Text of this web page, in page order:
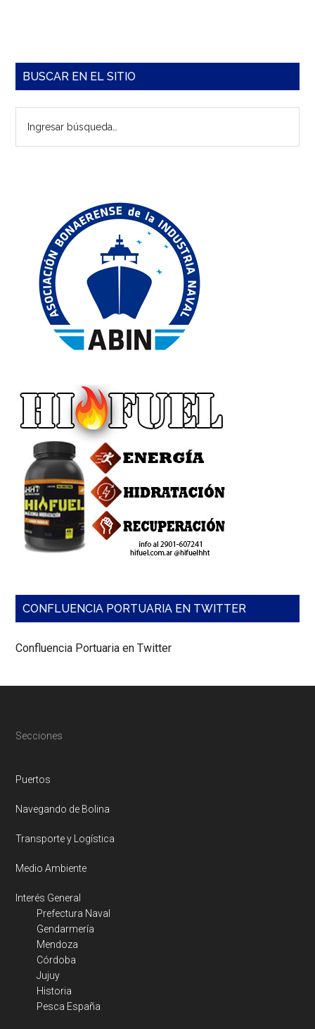
Barra
principal
BUSCAR EN EL SITIO
búsqueda…
CONFLUENCIA PORTUARIA EN TWITTER
Confluencia Portuaria en Twitter
Footer
Secciones
Puertos
Navegando de Bolina
Transporte y Logística
Medio Ambiente
Interés General
Prefectura Naval
Gendarmería
Mendoza
Córdoba
Jujuy
Historia
Pesca España